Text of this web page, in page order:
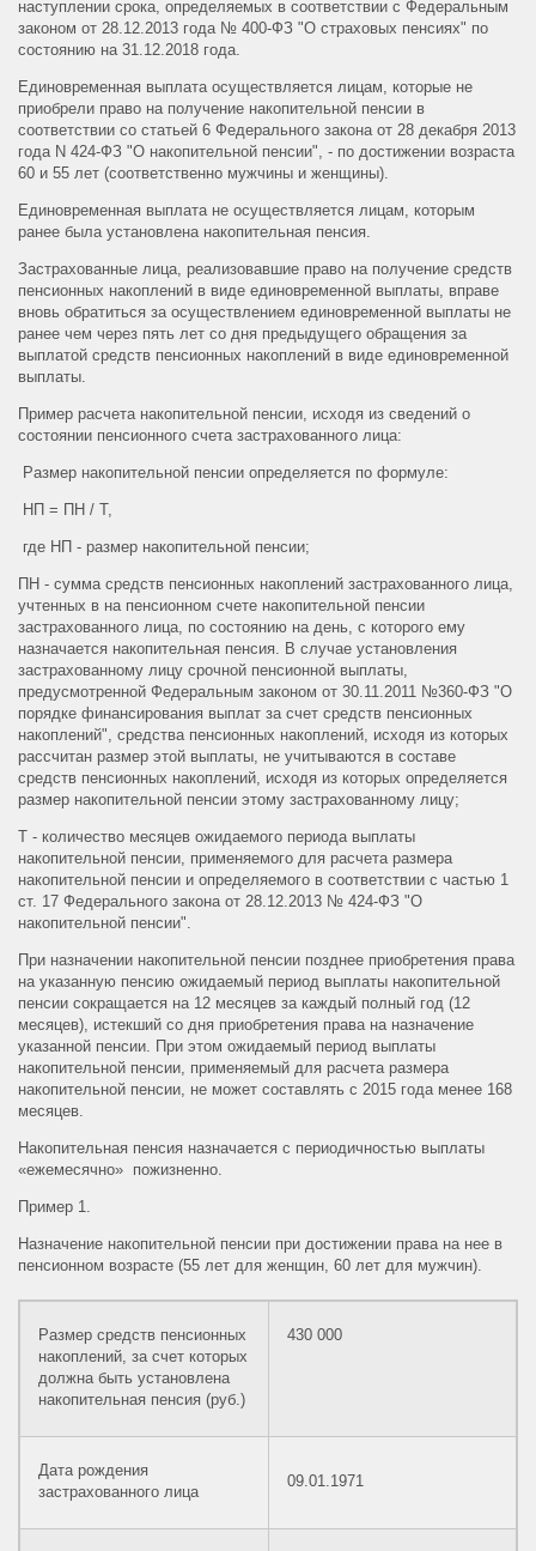
наступлении срока, определяемых в соответствии с Федеральным
законом от 28.12.2013 года № 400-ФЗ "О страховых пенсиях" по
состоянию на 31.12.2018 года.
Единовременная выплата осуществляется лицам, которые не
приобрели право на получение накопительной пенсии в
соответствии со статьей 6 Федерального закона от 28 декабря 2013
года N 424-ФЗ "О накопительной пенсии", - по достижении возраста
60 и 55 лет (соответственно мужчины и женщины).
Единовременная выплата не осуществляется лицам, которым
ранее была установлена накопительная пенсия.
Застрахованные лица, реализовавшие право на получение средств
пенсионных накоплений в виде единовременной выплаты, вправе
вновь обратиться за осуществлением единовременной выплаты не
ранее чем через пять лет со дня предыдущего обращения за
выплатой средств пенсионных накоплений в виде единовременной
выплаты.
Пример расчета накопительной пенсии, исходя из сведений о
состоянии пенсионного счета застрахованного лица:
Размер накопительной пенсии определяется по формуле:
НП = ПН / Т,
где НП - размер накопительной пенсии;
ПН - сумма средств пенсионных накоплений застрахованного лица,
учтенных в на пенсионном счете накопительной пенсии
застрахованного лица, по состоянию на день, с которого ему
назначается накопительная пенсия. В случае установления
застрахованному лицу срочной пенсионной выплаты,
предусмотренной Федеральным законом от 30.11.2011 №360-ФЗ "О
порядке финансирования выплат за счет средств пенсионных
накоплений", средства пенсионных накоплений, исходя из которых
рассчитан размер этой выплаты, не учитываются в составе
средств пенсионных накоплений, исходя из которых определяется
размер накопительной пенсии этому застрахованному лицу;
Т - количество месяцев ожидаемого периода выплаты
накопительной пенсии, применяемого для расчета размера
накопительной пенсии и определяемого в соответствии с частью 1
ст. 17 Федерального закона от 28.12.2013 № 424-ФЗ "О
накопительной пенсии".
При назначении накопительной пенсии позднее приобретения права
на указанную пенсию ожидаемый период выплаты накопительной
пенсии сокращается на 12 месяцев за каждый полный год (12
месяцев), истекший со дня приобретения права на назначение
указанной пенсии. При этом ожидаемый период выплаты
накопительной пенсии, применяемый для расчета размера
накопительной пенсии, не может составлять с 2015 года менее 168
месяцев.
Накопительная пенсия назначается с периодичностью выплаты
«ежемесячно» пожизненно.
Пример 1.
Назначение накопительной пенсии при достижении права на нее в
пенсионном возрасте (55 лет для женщин, 60 лет для мужчин).
Размер средств пенсионных
накоплений, за счет которых
должна быть установлена
накопительная пенсия (руб.)
430 000
Дата рождения
застрахованного лица
09.01.1971